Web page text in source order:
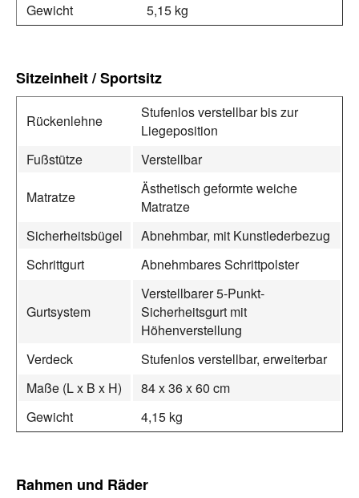
Gewicht
5,15 kg
Sitzeinheit / Sportsitz
Rückenlehne
Stufenlos verstellbar bis zur
Liegeposition
Fußstütze
Verstellbar
Matratze
Ästhetisch geformte weiche
Matratze
Sicherheitsbügel
Abnehmbar, mit Kunstlederbezug
Schrittgurt
Abnehmbares Schrittpolster
Gurtsystem
Verstellbarer 5-Punkt-
Sicherheitsgurt mit
Höhenverstellung
Verdeck
Stufenlos verstellbar, erweiterbar
Maße (L x B x H)
84 x 36 x 60 cm
Gewicht
4,15 kg
Rahmen und Räder